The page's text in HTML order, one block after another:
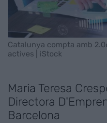
Catalunya compta amb
actives | iStock
Maria Teresa
Directora
Barcelona